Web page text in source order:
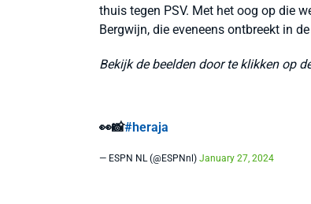
thuis tegen PSV. Met het oog op die
Bergwijn, die eveneens ontbreekt in
Bekijk de beelden door te klikken op
👀📸#heraja
— ESPN NL (@ESPNnl) January 27, 2024